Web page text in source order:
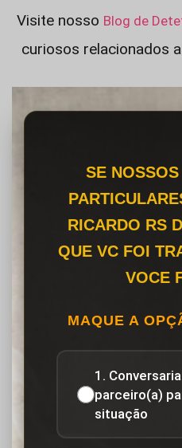
Visite nosso Blog de
curiosos relacionados
SE
RICARDO RS
QUE VC FOI
VOCE
MAQUE A
1.
parceiro(a)
situação